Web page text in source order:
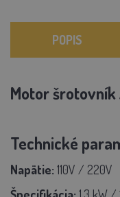
POPIS
Motor
Technické
Napätie: 110V / 220V